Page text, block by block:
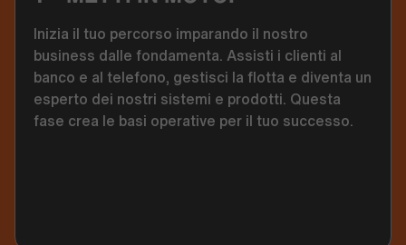
Inizia il tuo percorso imparando il nostro
business dalle fondamenta. Assisti i clienti al
banco e al telefono, gestisci la flotta e diventa un
esperto dei nostri sistemi e prodotti. Questa
fase crea le basi operative per il tuo successo.